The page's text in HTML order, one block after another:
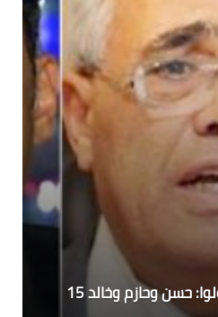
الأمر بحبس الذين لم يقولوا: حسن وحازم وخالد 15